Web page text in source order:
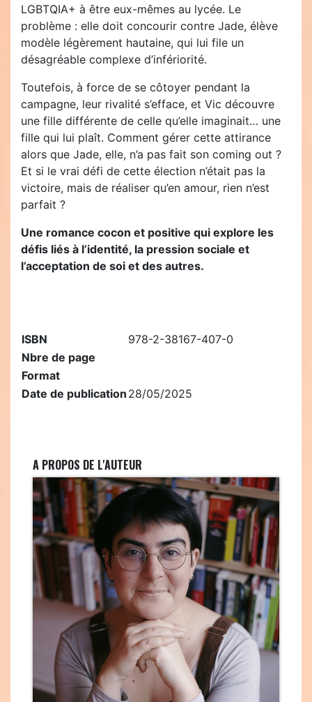
LGBTQIA+ à être eux-mêmes au lycée. Le
problème : elle doit concourir contre Jade, élève
modèle légèrement hautaine, qui lui file un
désagréable complexe d’infériorité.
Toutefois, à force de se côtoyer pendant la
campagne, leur rivalité s’efface, et Vic découvre
une fille différente de celle qu’elle imaginait… une
fille qui lui plaît. Comment gérer cette attirance
alors que Jade, elle, n’a pas fait son coming out ?
Et si le vrai défi de cette élection n’était pas la
victoire, mais de réaliser qu’en amour, rien n’est
parfait ?
Une romance cocon et positive qui explore les
défis liés à l’identité, la pression sociale et
l’acceptation de soi et des autres.
ISBN
978-2-38167-407-0
Nbre de page
Format
Date de publication 28/05/2025
A PROPOS DE L'AUTEUR